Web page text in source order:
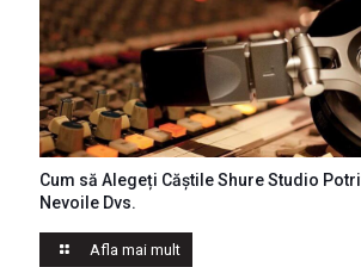
Cum să Alegeți Căștile Shure Studio
Nevoile Dvs.
Afla mai mult